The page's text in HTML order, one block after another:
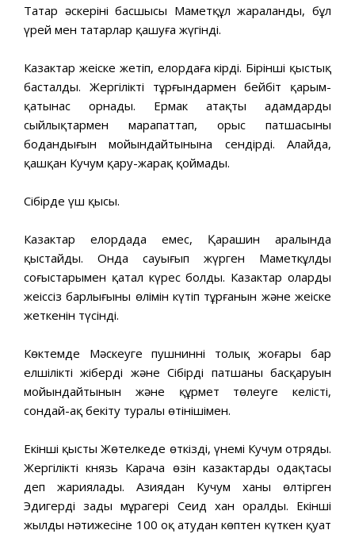
Татар әскерінің басшысы Маметқұл жараланды, бұл
үрей мен татарлар қашуға жүгінді.
Казактар жеңіске жетіп, елордаға кірді. Бірінші қыстық
басталды. Жергілікті тұрғындармен бейбіт қарым-
қатынас орнады. Ермак атақты адамдарды
сыйлықтармен марапаттап, орыс патшасының
бодандығын мойындайтынына сендірді. Алайда,
қашқан Кучум қару-жарақ қоймады.
Сібірде үш қысы.
Казактар елордада емес, Қарашин аралында
қыстайды. Онда сауығып жүрген Маметкұлдың
соғыстарымен қатал күрес болды. Казактар оларды
жеңіссіз барлығының өлімін күтіп тұрғанын және жеңіске
жеткенін түсінді.
Көктемде Мәскеуге пушниннің толық жоңғары бар
елшілікті жіберді және Сібірдің патшаның басқаруын
мойындайтынын және құрмет төлеуге келісті,
сондай-ақ бекіту туралы өтінішімен.
Екінші қысты Жөтелкеде өткізді, үнемі Кучум отряды.
Жергілікті князь Карача өзін казактардың одақтасы
деп жариялады. Азиядан Кучум ханы өлтірген
Эдигердің заңды мұрагері Сеид хан оралды. Екінші
жылдың нәтижесіне 100 оқ атудан көптен күткен қуат